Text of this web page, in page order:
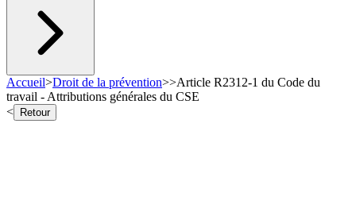
Accueil>Droit de la prévention>>Article R2312-1 du Code du
travail - Attributions générales du CSE
<
Retour